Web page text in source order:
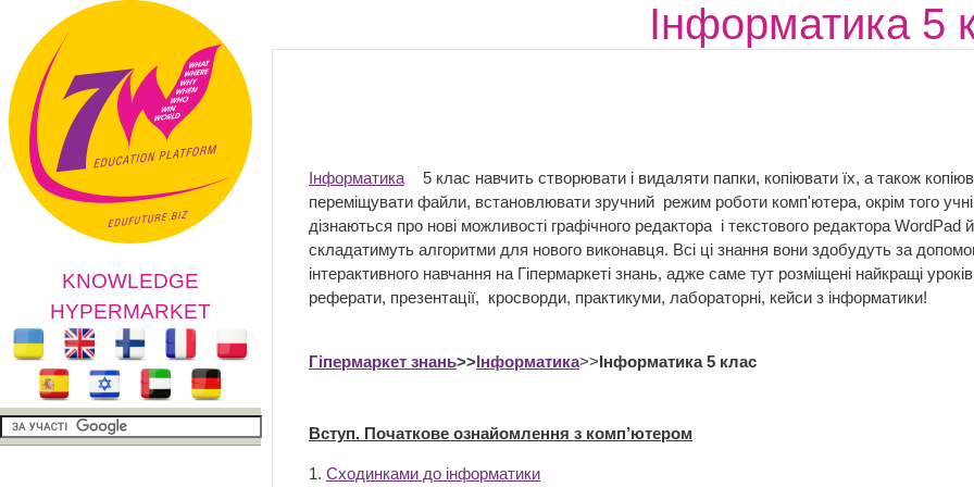
KNOWLEDGE
HYPERMARKET
Інформатика 5
Інформатика
5 клас навчить створювати і видаляти папки, копіювати їх, а також
переміщувати файли, встановлювати зручний режим роботи комп'ютера, окрім того учні
дізнаються про нові можливості графічного редактора і текстового редактора WordPad й
складатимуть алгоритми для нового виконавця. Всі ці знання вони здобудуть за
інтерактивного навчання на Гіпермаркеті знань, адже саме тут розміщені найкращі
реферати, презентації, кросворди, практикуми, лабораторні, кейси з інформатики!
Гіпермаркет знань>>Інформатика>>Інформатика 5 клас
Вступ. Початкове ознайомлення з комп’ютером
1. Сходинками до інформатики